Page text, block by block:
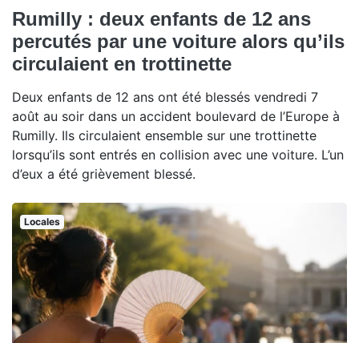
Rumilly : deux enfants de 12 ans
percutés par une voiture alors qu’ils
circulaient en trottinette
Deux enfants de 12 ans ont été blessés vendredi 7
août au soir dans un accident boulevard de l’Europe à
Rumilly. Ils circulaient ensemble sur une trottinette
lorsqu’ils sont entrés en collision avec une voiture. L’un
d’eux a été grièvement blessé.
Locales